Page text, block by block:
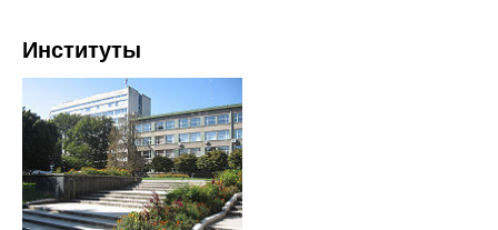
Институты